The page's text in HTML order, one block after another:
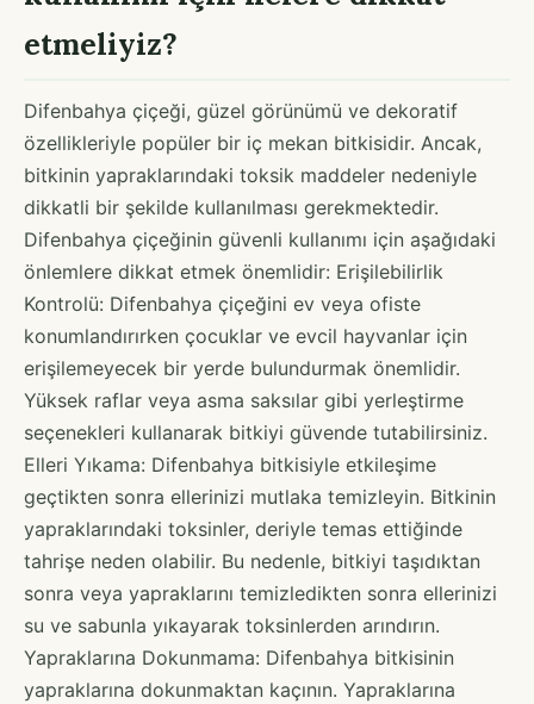
etmeliyiz?
Difenbahya çiçeği, güzel görünümü ve dekoratif
özellikleriyle popüler bir iç mekan bitkisidir. Ancak,
bitkinin yapraklarındaki toksik maddeler nedeniyle
dikkatli bir şekilde kullanılması gerekmektedir.
Difenbahya çiçeğinin güvenli kullanımı için aşağıdaki
önlemlere dikkat etmek önemlidir: Erişilebilirlik
Kontrolü: Difenbahya çiçeğini ev veya ofiste
konumlandırırken çocuklar ve evcil hayvanlar için
erişilemeyecek bir yerde bulundurmak önemlidir.
Yüksek raflar veya asma saksılar gibi yerleştirme
seçenekleri kullanarak bitkiyi güvende tutabilirsiniz.
Elleri Yıkama: Difenbahya bitkisiyle etkileşime
geçtikten sonra ellerinizi mutlaka temizleyin. Bitkinin
yapraklarındaki toksinler, deriyle temas ettiğinde
tahrişe neden olabilir. Bu nedenle, bitkiyi taşıdıktan
sonra veya yapraklarını temizledikten sonra ellerinizi
su ve sabunla yıkayarak toksinlerden arındırın.
Yapraklarına Dokunmama: Difenbahya bitkisinin
yapraklarına dokunmaktan kaçının. Yapraklarına